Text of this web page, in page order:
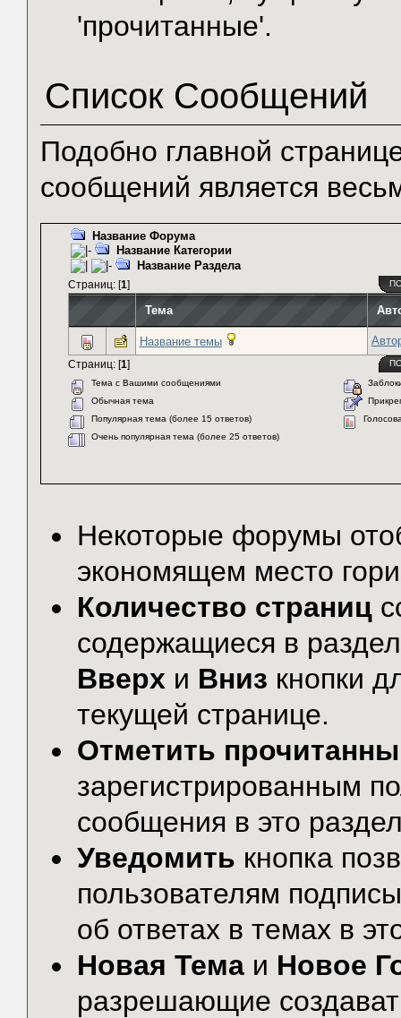
'прочитанные'.
Список Сообщений
Подобно главной
сообщений является
Название Форума
Название Категории
Название Раздела
Страниц: [1]
Тема
Название темы
Страниц: [1]
Тема с Вашими сообщениями
Обычная тема
Популярная тема (более 15 ответов)
Очень популярная тема (более 25 ответов)
Некоторые форумы
экономящем место
Количество страниц
содержащиеся в
Вверх и Вниз кнопки
текущей странице.
Отметить
зарегистрированным
сообщения в это
Уведомить кнопка
пользователям
об ответах в темах в
Новая Тема и Новое
разрешающие